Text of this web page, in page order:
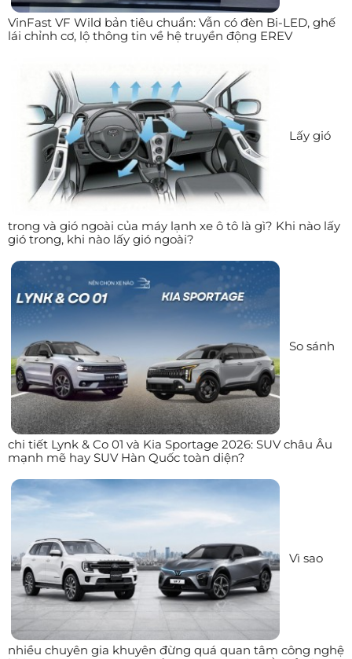
VinFast VF Wild bản tiêu chuẩn: Vẫn có đèn Bi-LED, ghế
lái chỉnh cơ, lộ thông tin về hệ truyền động EREV
Lấy gió
trong và gió ngoài của máy lạnh xe ô tô là gì? Khi nào lấy
gió trong, khi nào lấy gió ngoài?
So sánh
chi tiết Lynk & Co 01 và Kia Sportage 2026: SUV châu Âu
mạnh mẽ hay SUV Hàn Quốc toàn diện?
Vì sao
nhiều chuyên gia khuyên đừng quá quan tâm công nghệ